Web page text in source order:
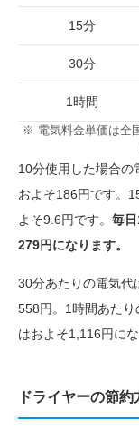
15分
30分
1時間
※ 電気料金単価は全
10分使用した場合の
およそ186円です。
よそ9.6円です。 毎
279円になります。
30分あたりの電気代
558円。1時間あた
はおよそ1,116円にな
ドライヤーの節約